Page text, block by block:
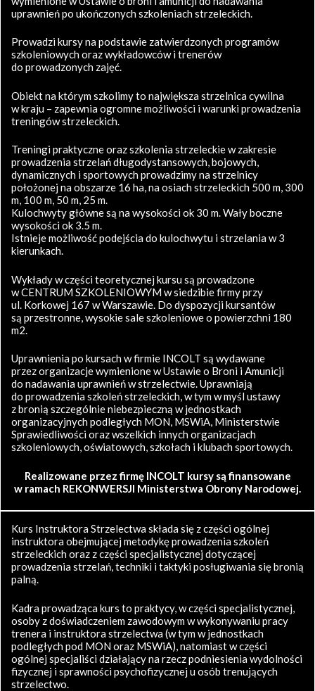
uprawnień po ukończonych szkoleniach strzeleckich.
Prowadzi kursy na podstawie zatwierdzonych programów
szkoleniowych oraz wykładowców i trenerów
do prowadzonych zajęć.
Obiekt na którym szkolimy to największa strzelnica cywilna
w kraju – zapewnia ogromne możliwości i warunki prowadzenia
treningów strzeleckich.
Treningi praktyczne oraz szkolenia strzeleckie w zakresie
prowadzenia strzelań długodystansowych, bojowych,
dynamicznych i sportowych prowadzimy na strzelnicy
położonej na obszarze 16 ha, na osiach strzeleckich 500 m, 300
m, 100 m, 50 m, 25 m.
Kulochwyty główne są na wysokości ok 30 m. Wały boczne
wysokości ok 3.5 m.
Istnieje możliwość podejścia do kulochwytu i strzelania w 3
kierunkach.
Wykłady w części teoretycznej kursu są prowadzone
w CENTRUM SZKOLENIOWYM w siedzibie firmy przy
ul. Korkowej 167 w Warszawie. Do dyspozycji kursantów
są przestronne, wysokie sale szkoleniowe o powierzchni 180
m2.
Uprawnienia po kursach w firmie INCOLT są wydawane
przez organizacje wymienione w Ustawie o Broni i Amunicji
do nadawania uprawnień w strzelectwie. Uprawniają
do prowadzenia szkoleń strzeleckich, w tym w myśl ustawy
z bronią szczególnie niebezpieczną w jednostkach
organizacyjnych podległych MON, MSWiA, Ministerstwie
Sprawiedliwości oraz wszelkich innych organizacjach
szkoleniowych, oświatowych, szkołach i klubach sportowych.
Realizowane przez firmę INCOLT kursy są finansowane
w ramach REKONWERSJI Ministerstwa Obrony Narodowej.
Kurs Instruktora Strzelectwa składa się z części ogólnej
instruktora obejmującej metodykę prowadzenia szkoleń
strzeleckich oraz z części specjalistycznej dotyczącej
prowadzenia strzelań, techniki i taktyki posługiwania się bronią
palną.
Kadra prowadząca kurs to praktycy, w części specjalistycznej,
osoby z doświadczeniem zawodowym w wykonywaniu pracy
trenera i instruktora strzelectwa (w tym w jednostkach
podległych pod MON oraz MSWiA), natomiast w części
ogólnej specjaliści działający na rzecz podniesienia wydolności
fizycznej i sprawności psychofizycznej u osób trenujących
strzelectwo.